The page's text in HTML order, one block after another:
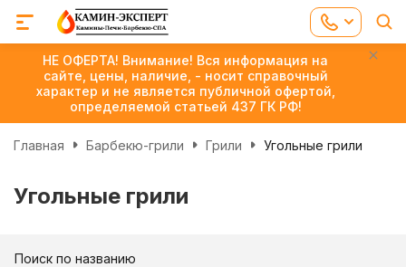
НЕ ОФЕРТА! Внимание! Вся информация на
сайте, цены, наличие, - носит справочный
характер и не является публичной офертой,
определяемой статьей 437 ГК РФ!
Главная Барбекю-грили Грили Угольные грили
Угольные грили
Поиск по названию